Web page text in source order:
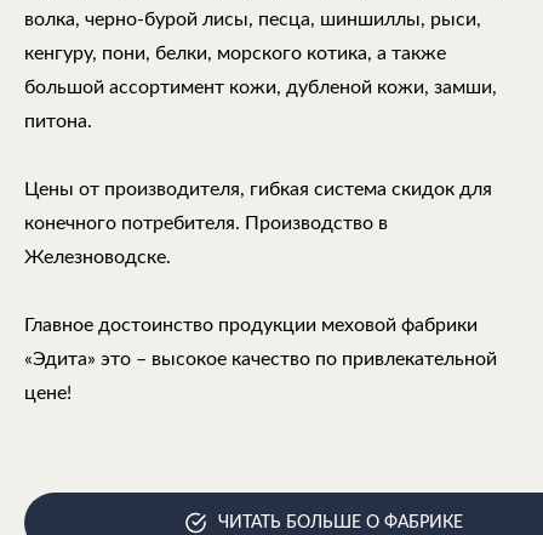
волка, черно-бурой лисы, песца, шиншиллы, рыси,
кенгуру, пони, белки, морского котика, а также
большой ассортимент кожи, дубленой кожи, замши,
питона.
Цены от производителя, гибкая система скидок для
конечного потребителя. Производство в
Железноводске.
Главное достоинство продукции меховой фабрики
«Эдита» это – высокое качество по привлекательной
цене!
ЧИТАТЬ БОЛЬШЕ О ФАБРИКЕ